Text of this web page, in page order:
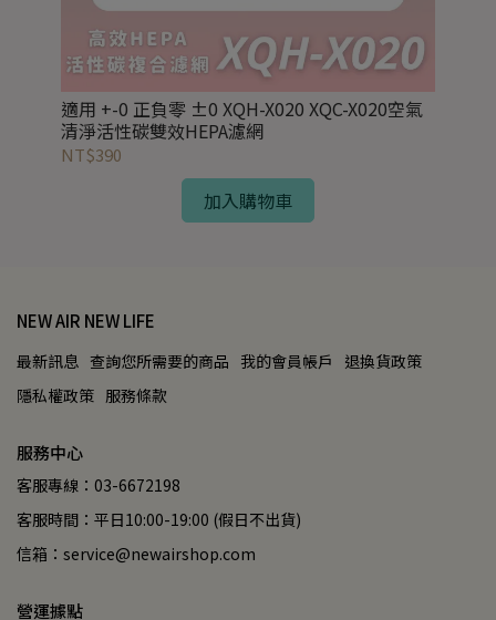
適用 +-0 正負零 ±0 XQH-X020 XQC-X020空氣
清淨活性碳雙效HEPA濾網
NT$390
加入購物車
NEW AIR NEW LIFE
最新訊息 查詢您所需要的商品 我的會員帳戶
退換貨政策
隱私權政策 服務條款
服務中心
客服專線：03-6672198
客服時間：平日10:00-19:00 (假日不出貨)
信箱：service@newairshop.com
營運據點